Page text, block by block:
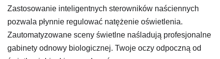
Zastosowanie inteligentnych sterowników naściennych
pozwala płynnie regulować natężenie oświetlenia.
Zautomatyzowane sceny świetlne naśladują profesjonalne
gabinety odnowy biologicznej. Twoje oczy odpoczną od